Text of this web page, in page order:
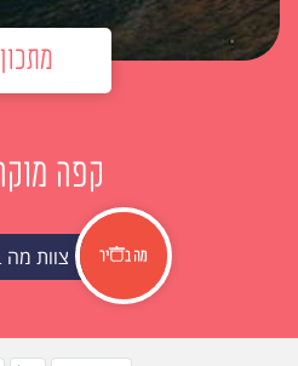
מתכון
קפה
צוות מה